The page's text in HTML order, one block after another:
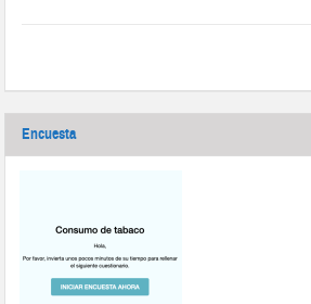
Encuesta